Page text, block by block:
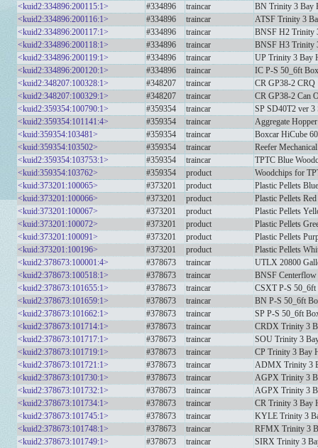
<kuid2:334896:200115:1>
#334896 traincar
BN Trinity 3 Bay
<kuid2:334896:200116:1>
#334896 traincar
ATSF Trinity 3
<kuid2:334896:200117:1>
#334896 traincar
BNSF H2 Trinity
<kuid2:334896:200118:1>
#334896 traincar
BNSF H3 Trinity
<kuid2:334896:200119:1>
#334896 traincar
UP Trinity 3 Bay
<kuid2:334896:200120:1>
#334896 traincar
IC P-S 50_6ft
<kuid2:348207:100328:1>
#348207 traincar
CR GP38-2 CRQ
<kuid2:348207:100329:1>
#348207 traincar
CR GP38-2 Can
<kuid2:359354:100790:1>
#359354 traincar
SP SD40T2 ver 3
<kuid2:359354:101141:4>
#359354 traincar
Aggregate
<kuid:359354:103481>
#359354 traincar
Boxcar HiCube
<kuid:359354:103502>
#359354 traincar
Reefer
<kuid2:359354:103753:1>
#359354 traincar
TPTC Blue
<kuid:359354:103762>
#359354 product
Woodchips for
<kuid:373201:100065>
#373201 product
Plastic Pellets Blue
<kuid:373201:100066>
#373201 product
Plastic Pellets Red
<kuid:373201:100067>
#373201 product
Plastic Pellets
<kuid:373201:100072>
#373201 product
Plastic Pellets
<kuid:373201:100091>
#373201 product
Plastic Pellets
<kuid:373201:100196>
#373201 product
Plastic Pellets
<kuid2:378673:100001:4>
#378673 traincar
UTLX 20800
<kuid2:378673:100518:1>
#378673 traincar
BNSF Centerflow
<kuid2:378673:101655:1>
#378673 traincar
CSXT P-S 50_6ft
<kuid2:378673:101659:1>
#378673 traincar
BN P-S 50_6ft
<kuid2:378673:101662:1>
#378673 traincar
SP P-S 50_6ft
<kuid2:378673:101714:1>
#378673 traincar
CRDX Trinity 3
<kuid2:378673:101717:1>
#378673 traincar
SOU Trinity 3
<kuid2:378673:101719:1>
#378673 traincar
CP Trinity 3 Bay
<kuid2:378673:101721:1>
#378673 traincar
ADMX Trinity 3
<kuid2:378673:101730:1>
#378673 traincar
AGPX Trinity 3
<kuid2:378673:101732:1>
#378673 traincar
AGPX Trinity 3
<kuid2:378673:101734:1>
#378673 traincar
CR Trinity 3 Bay
<kuid2:378673:101745:1>
#378673 traincar
KYLE Trinity 3
<kuid2:378673:101748:1>
#378673 traincar
RFMX Trinity 3
<kuid2:378673:101749:1>
#378673 traincar
SIRX Trinity 3